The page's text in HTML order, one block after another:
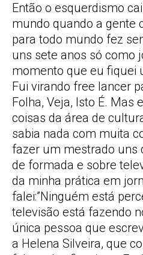
Então o esquerdismo
mundo quando a gente
para todo mundo fez
uns sete anos só como
momento que eu fiquei
Fui virando free lancer
Folha, Veja, Isto É. Mas
coisas da área de
sabia nada com muita
fazer um mestrado uns
de formada e sobre
da minha prática em
falei:”Ninguém está
televisão está fazendo
única pessoa que
a Helena Silveira, que